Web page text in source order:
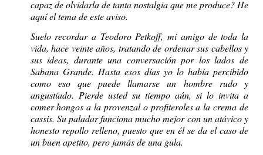
capaz de olvidarla de tanta nostalgia que me produce? He
aquí el tema de este aviso.
Suelo recordar a Teodoro Petkoff, mi amigo de toda la
vida, hace veinte años, tratando de ordenar sus cabellos y
sus ideas, durante una conversación por los lados de
Sabana Grande. Hasta esos días yo lo había percibido
como eso que puede llamarse un hombre rudo y
angustiado. Pierde usted su tiempo aún, si lo invita a
comer hongos a la provenzal o profiteroles a la crema de
cassis. Su paladar funciona mucho mejor con un atávico y
honesto repollo relleno, puesto que en él se da el caso de
un buen apetito, pero jamás de una gula.